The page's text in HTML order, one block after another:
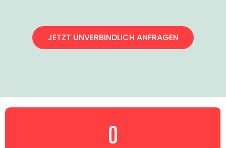
JETZT UNVERBINDLICH ANFRAGEN
0